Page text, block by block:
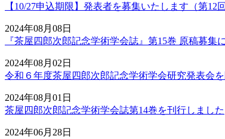
【10/27申込期限】発表者を募集いたします（第12
2024年08月08日
『茶屋四郎次郎記念学術学会誌』第15巻 原稿募集
2024年08月02日
令和６年度茶屋四郎次郎記念学術学会研究発表会
2024年08月01日
茶屋四郎次郎記念学術学会誌第14巻を刊行しました
2024年06月28日